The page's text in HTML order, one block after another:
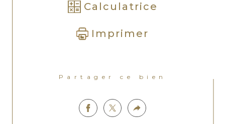
Calculatrice
Imprimer
Partager ce bien